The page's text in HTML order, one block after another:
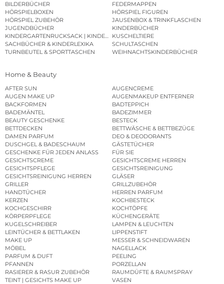
BILDERBÜCHER
FEDERMAPPEN
HÖRSPIELBOXEN
HÖRSPIEL FIGUREN
HÖRSPIEL ZUBEHÖR
JAUSENBOX & TRINKFLASCHEN
JUGENDBÜCHER
KINDERBÜCHER
KINDERGARTENRUCKSACK | KINDERGARTENBEUTEL
KUSCHELTIERE
SACHBÜCHER & KINDERLEXIKA
SCHULTASCHEN
TURNBEUTEL & SPORTTASCHEN
WEIHNACHTSKINDERBÜCHER
Home & Beauty
AFTER SUN
AUGENCREME
AUGEN MAKE UP
AUGENMAKEUP ENTFERNER
BACKFORMEN
BADTEPPICH
BADEMÄNTEL
BADEZIMMER
BEAUTY GESCHENKE
BESTECK
BETTDECKEN
BETTWÄSCHE & BETTBEZÜGE
DAMEN PARFUM
DEO & DEODORANTS
DUSCHGEL & BADESCHAUM
GÄSTETÜCHER
GESCHENKE FÜR JEDEN ANLASS
FÜR SIE
GESICHTSCREME
GESICHTSCREME HERREN
GESICHTSPFLEGE
GESICHTSREINIGUNG
GESICHTSREINIGUNG HERREN
GLÄSER
GRILLER
GRILLZUBEHÖR
HANDTÜCHER
HERREN PARFUM
KERZEN
KOCHBESTECK
KOCHGESCHIRR
KOCHTÖPFE
KÖRPERPFLEGE
KÜCHENGERÄTE
KUGELSCHREIBER
LAMPEN & LEUCHTEN
LEINTÜCHER & BETTLAKEN
LIPPENSTIFT
MAKE UP
MESSER & SCHNEIDWAREN
MÖBEL
NAGELLACK
PARFUM & DUFT
PEELING
PFANNEN
PORZELLAN
RASIERER & RASUR ZUBEHÖR
RAUMDÜFTE & RAUMSPRAY
TEINT | GESICHTS MAKE UP
VASEN